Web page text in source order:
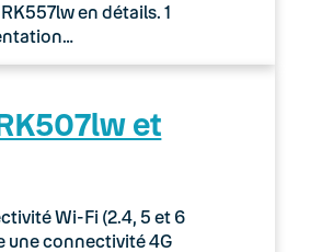
en détails. 1
et
Wi-Fi (2.4, 5 et 6
une connectivité 4G